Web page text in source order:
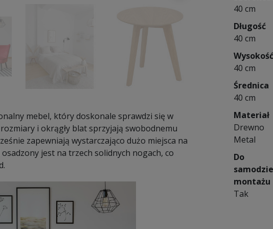
mebel, który doskonale sprawdzi się w
i okrągły blat sprzyjają swobodnemu
zapewniają wystarczająco dużo miejsca na
jest na trzech solidnych nogach, co
40 cm
Długość
40 cm
Wysokość
40 cm
Średnica
40 cm
Materiał
Drewno
Metal
Do
montażu
Tak